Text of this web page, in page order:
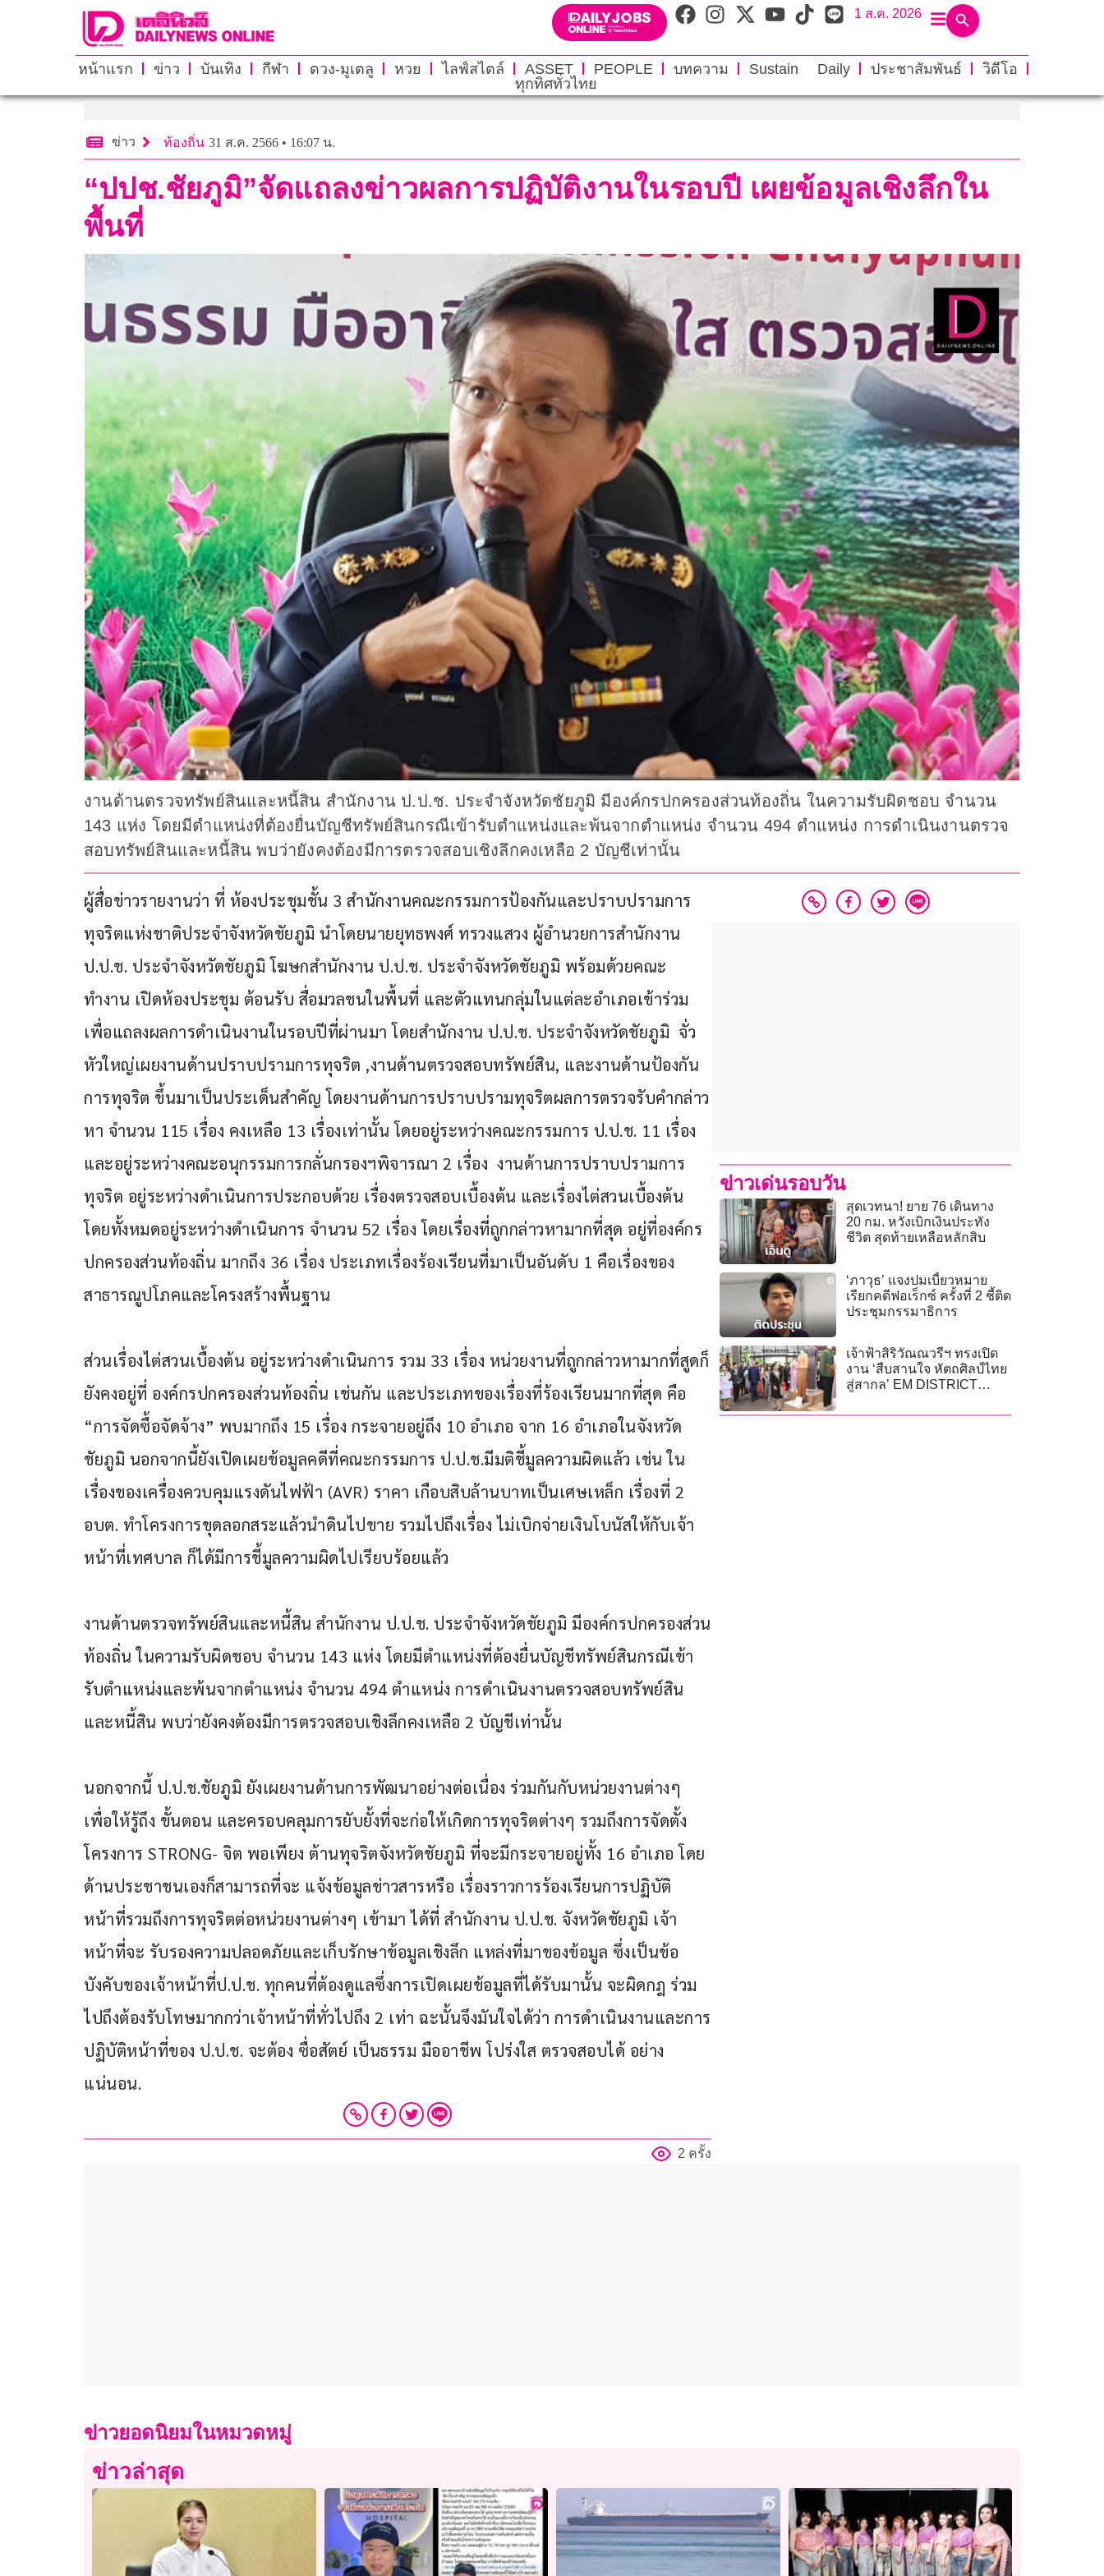
1 ส.ค. 2026
หน้าแรก ข่าว บันเทิง กีฬา ดวง-มูเตลู หวย ไลฟ์สไตล์ ASSET PEOPLE บทความ Sustain Daily ประชาสัมพันธ์
วิดีโอ
ทุกทิศทั่วไทย
ข่าว ท้องถิ่น 31 ส.ค. 2566 • 16:07 น.
“ปปช.ชัยภูมิ”จัดแถลงข่าวผลการปฏิบัติงานในรอบปี เผยข้อมูลเชิงลึกใน
พื้นที่
งานด้านตรวจทรัพย์สินและหนี้สิน สำนักงาน ป.ป.ช. ประจำจังหวัดชัยภูมิ มีองค์กรปกครองส่วนท้องถิ่น ในความรับผิดชอบ จำนวน
143 แห่ง โดยมีตำแหน่งที่ต้องยื่นบัญชีทรัพย์สินกรณีเข้ารับตำแหน่งและพ้นจากตำแหน่ง จำนวน 494 ตำแหน่ง การดำเนินงานตรวจ
สอบทรัพย์สินและหนี้สิน พบว่ายังคงต้องมีการตรวจสอบเชิงลึกคงเหลือ 2 บัญชีเท่านั้น
ผู้สื่อข่าวรายงานว่า ที่ ห้องประชุมชั้น 3 สำนักงานคณะกรรมการป้องกันและปราบปรามการ
ทุจริตแห่งชาติประจำจังหวัดชัยภูมิ นำโดยนายยุทธพงศ์ ทรวงแสวง ผู้อำนวยการสำนักงาน
ป.ป.ช. ประจำจังหวัดชัยภูมิ โฆษกสำนักงาน ป.ป.ช. ประจำจังหวัดชัยภูมิ พร้อมด้วยคณะ
ทำงาน เปิดห้องประชุม ต้อนรับ สื่อมวลชนในพื้นที่ และตัวแทนกลุ่มในแต่ละอำเภอเข้าร่วม
เพื่อแถลงผลการดำเนินงานในรอบปีที่ผ่านมา โดยสำนักงาน ป.ป.ช. ประจำจังหวัดชัยภูมิ  จั่ว
หัวใหญ่เผยงานด้านปราบปรามการทุจริต ,งานด้านตรวจสอบทรัพย์สิน, และงานด้านป้องกัน
การทุจริต ขึ้นมาเป็นประเด็นสำคัญ โดยงานด้านการปราบปรามทุจริตผลการตรวจรับคำกล่าว
หา จำนวน 115 เรื่อง คงเหลือ 13 เรื่องเท่านั้น โดยอยู่ระหว่างคณะกรรมการ ป.ป.ช. 11 เรื่อง
และอยู่ระหว่างคณะอนุกรรมการกลั่นกรองฯพิจารณา 2 เรื่อง  งานด้านการปราบปรามการ
ทุจริต อยู่ระหว่างดำเนินการประกอบด้วย เรื่องตรวจสอบเบื้องต้น และเรื่องไต่สวนเบื้องต้น
โดยทั้งหมดอยู่ระหว่างดำเนินการ จำนวน 52 เรื่อง โดยเรื่องที่ถูกกล่าวหามากที่สุด อยู่ที่องค์กร
ปกครองส่วนท้องถิ่น มากถึง 36 เรื่อง ประเภทเรื่องร้องเรียนที่มาเป็นอันดับ 1 คือเรื่องของ
สาธารณูปโภคและโครงสร้างพื้นฐาน
ส่วนเรื่องไต่สวนเบื้องต้น อยู่ระหว่างดำเนินการ รวม 33 เรื่อง หน่วยงานที่ถูกกล่าวหามากที่สูดก็
ยังคงอยู่ที่ องค์กรปกครองส่วนท้องถิ่น เช่นกัน และประเภทของเรื่องที่ร้องเรียนมากที่สุด คือ
“การจัดซื้อจัดจ้าง” พบมากถึง 15 เรื่อง กระจายอยู่ถึง 10 อำเภอ จาก 16 อำเภอในจังหวัด
ชัยภูมิ นอกจากนี้ยังเปิดเผยข้อมูลคดีที่คณะกรรมการ ป.ป.ช.มีมติชี้มูลความผิดแล้ว เช่น ใน
เรื่องของเครื่องควบคุมแรงดันไฟฟ้า (AVR) ราคา เกือบสิบล้านบาทเป็นเศษเหล็ก เรื่องที่ 2
อบต. ทำโครงการขุดลอกสระแล้วนำดินไปขาย รวมไปถึงเรื่อง ไม่เบิกจ่ายเงินโบนัสให้กับเจ้า
หน้าที่เทศบาล ก็ได้มีการชี้มูลความผิดไปเรียบร้อยแล้ว
งานด้านตรวจทรัพย์สินและหนี้สิน สำนักงาน ป.ป.ช. ประจำจังหวัดชัยภูมิ มีองค์กรปกครองส่วน
ท้องถิ่น ในความรับผิดชอบ จำนวน 143 แห่ง โดยมีตำแหน่งที่ต้องยื่นบัญชีทรัพย์สินกรณีเข้า
รับตำแหน่งและพ้นจากตำแหน่ง จำนวน 494 ตำแหน่ง การดำเนินงานตรวจสอบทรัพย์สิน
และหนี้สิน พบว่ายังคงต้องมีการตรวจสอบเชิงลึกคงเหลือ 2 บัญชีเท่านั้น
นอกจากนี้ ป.ป.ช.ชัยภูมิ ยังเผยงานด้านการพัฒนาอย่างต่อเนื่อง ร่วมกันกับหน่วยงานต่างๆ
เพื่อให้รู้ถึง ขั้นตอน และครอบคลุมการยับยั้งที่จะก่อให้เกิดการทุจริตต่างๆ รวมถึงการจัดตั้ง
โครงการ STRONG- จิต พอเพียง ต้านทุจริตจังหวัดชัยภูมิ ที่จะมีกระจายอยู่ทั้ง 16 อำเภอ โดย
ด้านประชาชนเองก็สามารถที่จะ แจ้งข้อมูลข่าวสารหรือ เรื่องราวการร้องเรียนการปฏิบัติ
หน้าที่รวมถึงการทุจริตต่อหน่วยงานต่างๆ เข้ามา ได้ที่ สำนักงาน ป.ป.ช. จังหวัดชัยภูมิ เจ้า
หน้าที่จะ รับรองความปลอดภัยและเก็บรักษาข้อมูลเชิงลึก แหล่งที่มาของข้อมูล ซึ่งเป็นข้อ
บังคับของเจ้าหน้าที่ป.ป.ช. ทุกคนที่ต้องดูแลซึ่งการเปิดเผยข้อมูลที่ได้รับมานั้น จะผิดกฎ ร่วม
ไปถึงต้องรับโทษมากกว่าเจ้าหน้าที่ทั่วไปถึง 2 เท่า ฉะนั้นจึงมันใจได้ว่า การดำเนินงานและการ
ปฏิบัติหน้าที่ของ ป.ป.ช. จะต้อง ซื่อสัตย์ เป็นธรรม มืออาชีพ โปร่งใส ตรวจสอบได้ อย่าง
แน่นอน.
2 ครั้ง
ข่าวเด่นรอบวัน
สุดเวทนา! ยาย 76 เดินทาง
20 กม. หวังเบิกเงินประทัง
ชีวิต สุดท้ายเหลือหลักสิบ
‘ภาวุธ’ แจงปมเบี้ยวหมาย
เรียกคดีฟอเร็กซ์ ครั้งที่ 2 ชี้ติด
ประชุมกรรมาธิการ
เจ้าฟ้าสิริวัณณวรีฯ ทรงเปิด
งาน ‘สืบสานใจ หัตถศิลป์ไทย
สู่สากล’ EM DISTRICT
ข่าวยอดนิยมในหมวดหมู่
ข่าวล่าสุด